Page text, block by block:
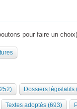
Bureau Collège des
pour faire un choix)
Dossiers législatifs
Textes adoptés (693)